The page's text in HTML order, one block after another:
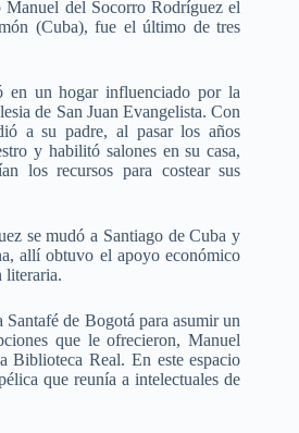
del Socorro Rodríguez el
(Cuba), fue el último de tres
en un hogar influenciado por la
de San Juan Evangelista. Con
a su padre, al pasar los años
y habilitó salones en su casa,
los recursos para costear sus
se mudó a Santiago de Cuba y
allí obtuvo el apoyo económico
literaria.
de Bogotá para asumir un
que le ofrecieron, Manuel
Biblioteca Real. En este espacio
que reunía a intelectuales de